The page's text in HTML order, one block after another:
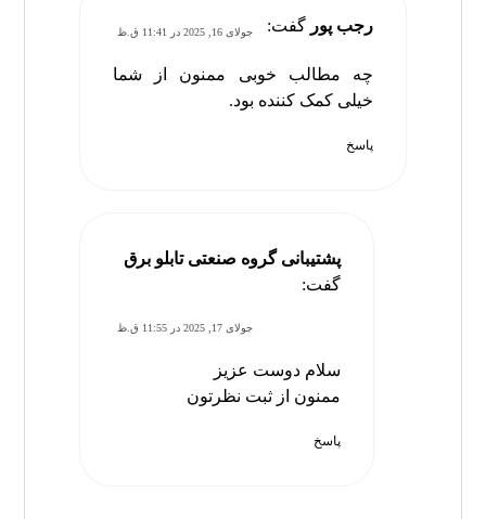
رجب پور گفت: جولای 16, 2025 در 11:41 ق.ظ
چه مطالب خوبی ممنون از شما
خیلی کمک کننده بود.
پاسخ
پشتیبانی گروه صنعتی تابلو برق
گفت:
جولای 17, 2025 در 11:55 ق.ظ
سلام دوست عزیز
ممنون از ثبت نظرتون
پاسخ